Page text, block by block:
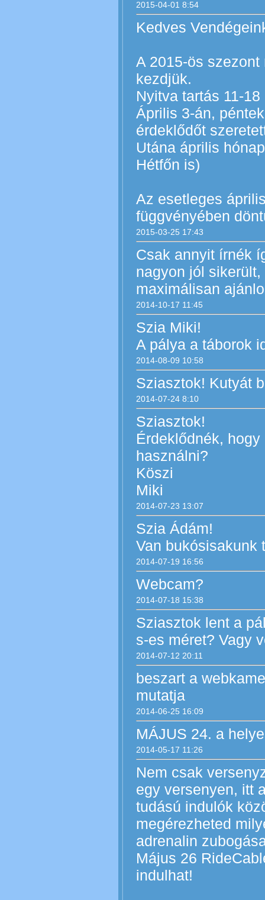
2015-04-01 8:54
2015-03-25 17:43
Kedves
A 2015-ös
kezdjük.
Nyitva tartás 11-18
Április 3-án,
érdeklődőt
Utána április
Hétfőn is)
Az esetleges
függvényében
2014-10-17 11:45
Csak annyit írnék
nagyon jól
maximálisan
2014-08-09 10:58
Szia Miki!
A pálya a táborok
2014-07-24 8:10
Sziasztok! Kutyát
2014-07-23 13:07
Sziasztok!
Érdeklődnék,
használni?
Köszi
Miki
2014-07-19 16:56
Szia Ádám!
Van bukósisakunk
2014-07-18 15:38
Webcam?
2014-07-12 20:11
Sziasztok lent a
s-es méret? Vagy
2014-06-25 16:09
beszart a
mutatja
2014-05-17 11:26
MÁJUS 24. a
Nem csak
egy versenyen, itt
tudású indulók
megérezheted
adrenalin
Május 26
indulhat!